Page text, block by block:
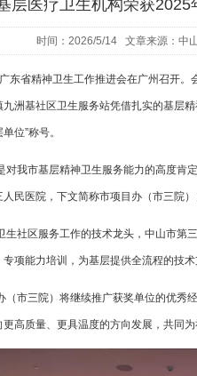
层医疗卫生机构荣获
时间：2026/5/14 文章来源：中
东省精神卫生工作推进会在广州召开。
洲基社区卫生服务站凭借扎实的基层
位”称号。
对我市基层精神卫生服务能力的高度肯
人民医院，下文简称市项目办（市三院
生社区服务工作的技术龙头，中山市第
项能力培训，为基层提供全流程的技
（市三院）将继续推广获奖单位的优秀
高质量、更具温度的方向发展，共同为